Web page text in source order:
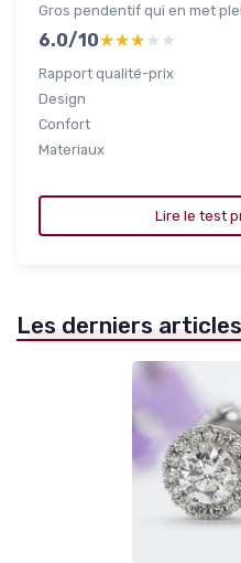
Gros pendentif qui en met
6.0/10★★★★★
★★★★★
Rapport qualité-prix
Design
Confort
Materiaux
Lire le test
Les derniers articles